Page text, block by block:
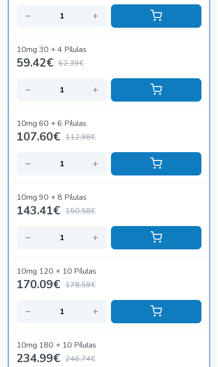
10mg 30 + 4 Pílulas
59.42€ 62.39€
10mg 60 + 6 Pílulas
107.60€ 112.98€
10mg 90 + 8 Pílulas
143.41€ 150.58€
10mg 120 + 10 Pílulas
170.09€ 178.59€
10mg 180 + 10 Pílulas
234.99€ 246.74€